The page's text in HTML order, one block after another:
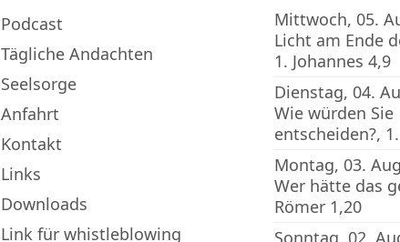
Podcast
Tägliche Andachten
Seelsorge
Anfahrt
Kontakt
Links
Downloads
Link für whistleblowing
Mittwoch, 05.
Licht am Ende
1. Johannes 4,9
Dienstag, 04.
Wie würden Sie
entscheiden?,
Montag, 03.
Wer hätte das
Römer 1,20
Sonntag, 02.